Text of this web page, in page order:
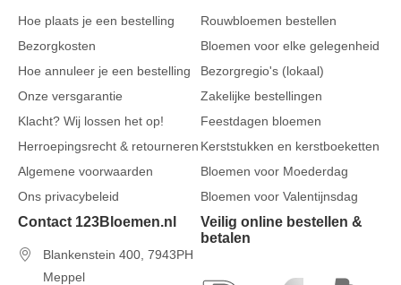
Hoe plaats je een bestelling
Bezorgkosten
Hoe annuleer je een bestelling
Onze versgarantie
Klacht? Wij lossen het op!
Herroepingsrecht & retourneren
Algemene voorwaarden
Ons privacybeleid
Rouwbloemen bestellen
Bloemen voor elke gelegenheid
Bezorgregio's (lokaal)
Zakelijke bestellingen
Feestdagen bloemen
Kerststukken en kerstboeketten
Bloemen voor Moederdag
Bloemen voor Valentijnsdag
Contact 123Bloemen.nl
Blankenstein 400, 7943PH
Meppel
Veilig online bestellen &
betalen